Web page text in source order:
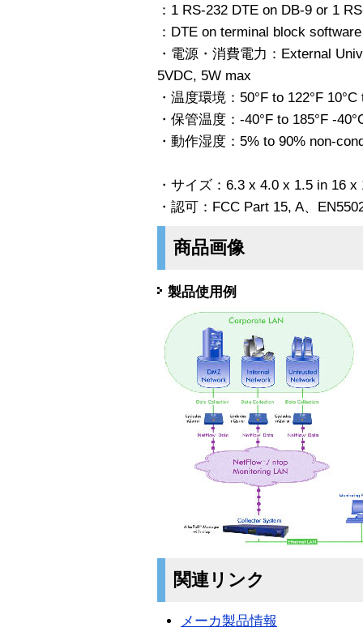
：1 RS-232 DTE on DB-9 or 1
：DTE on terminal block
・電源・消費電力：External
5VDC, 5W max
・温度環境：50°F to 122°F 10°C
・保管温度：-40°F to 185°F -
・動作湿度：5% to 90% non-
・サイズ：6.3 x 4.0 x 1.5 in 16
・認可：FCC Part 15, A、
商品画像
製品使用例
関連リンク
メーカ製品情報